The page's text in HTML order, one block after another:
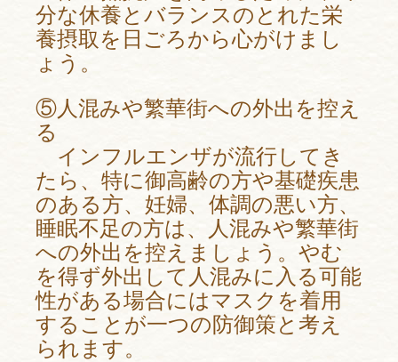
分な休養とバランスのとれた栄
養摂取を日ごろから心がけまし
ょう。
⑤人混みや繁華街への外出を控え
る
インフルエンザが流行してき
たら、特に御高齢の方や基礎疾患
のある方、妊婦、体調の悪い方、
睡眠不足の方は、人混みや繁華街
への外出を控えましょう。やむ
を得ず外出して人混みに入る可能
性がある場合にはマスクを着用
することが一つの防御策と考え
られます。